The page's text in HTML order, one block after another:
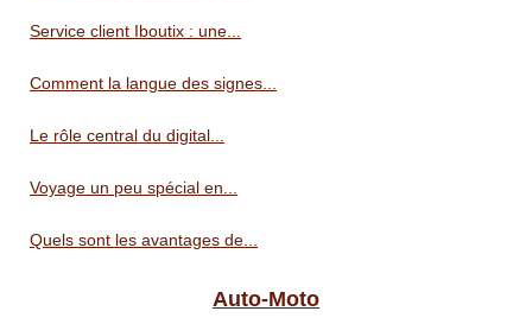
Service client Iboutix : une...
Comment la langue des signes...
Le rôle central du digital...
Voyage un peu spécial en...
Quels sont les avantages de...
Auto-Moto